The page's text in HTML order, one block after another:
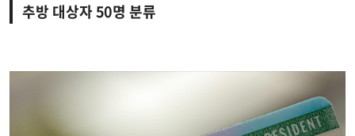
추방 대상자 50명 분류